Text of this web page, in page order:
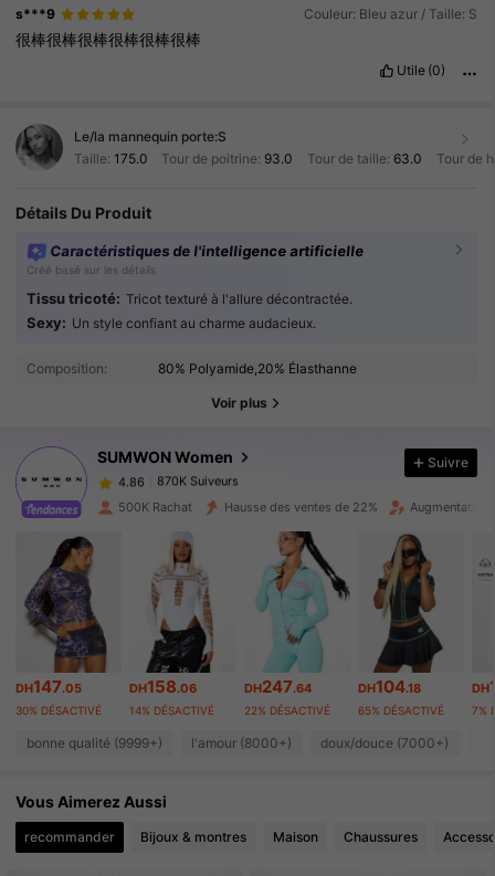
s***9 Couleur: Bleu azur / Taille: S
很棒很棒很棒很棒很棒很棒
Utile (0)
Le/la mannequin porte:S
Taille: 175.0 Tour de poitrine: 93.0 Tour de taille: 63.0 Tour de
Détails Du Produit
Caractéristiques de l'intelligence artificielle
Créé basé sur les détails
Tissu tricoté: Tricot texturé à l'allure décontractée.
Sexy: Un style confiant au charme audacieux.
Composition: 80% Polyamide,20% Élasthanne
Voir plus
SUMWON Women
870K Suiveurs
870K Suiveurs
l***u
payéIl y a 1 jour
870K Suiveurs
870K Suiveurs
870K Suiveurs
4.86 870K Suiveurs
Suivre
500K Rachat Hausse des ventes de 22% Augmentation
DH147.05
30% DÉSACTIVÉ
DH158.06
14% DÉSACTIVÉ
DH247.64
22% DÉSACTIVÉ
DH104.18
65% DÉSACTIVÉ
DH
7%
bonne qualité (9999+) l'amour (8000+) doux/douce (7000+)
Vous Aimerez Aussi
recommander Bijoux & montres Maison Chaussures